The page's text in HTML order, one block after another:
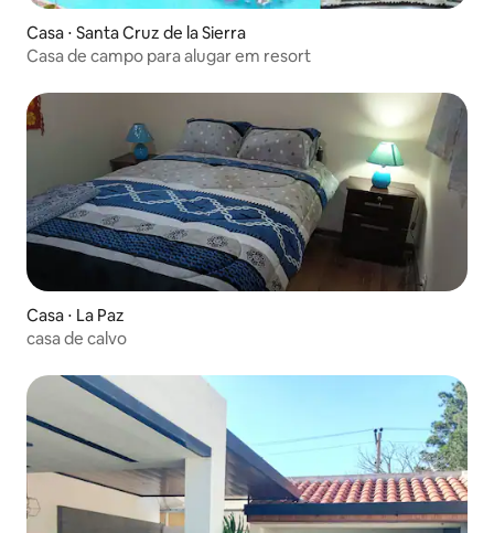
Casa ⋅ Santa Cruz de la Sierra
Casa de campo para alugar em resort
Casa ⋅ La Paz
casa de calvo